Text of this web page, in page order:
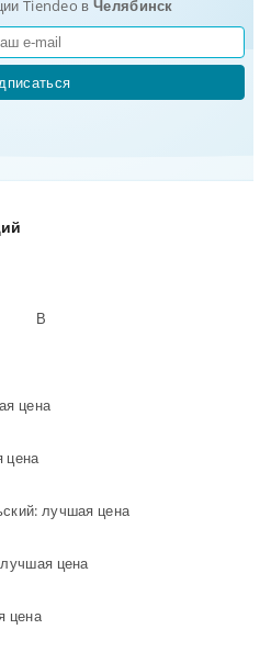
Tiendeo в Челябинск
В
цена
цена
лучшая цена
цена
цена